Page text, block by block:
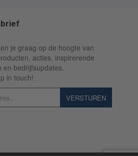
je graag op de hoogte van
acties, inspirerende
en bedrijfsupdates.
in touch!
VERSTUREN